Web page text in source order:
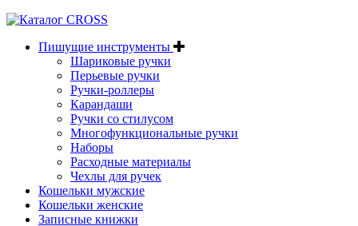
Пишущие инструменты
Шариковые ручки
Перьевые ручки
Ручки-роллеры
Карандаши
Ручки со стилусом
Многофункциональные ручки
Наборы
Расходные материалы
Чехлы для ручек
Кошельки мужские
Кошельки женские
Записные книжки